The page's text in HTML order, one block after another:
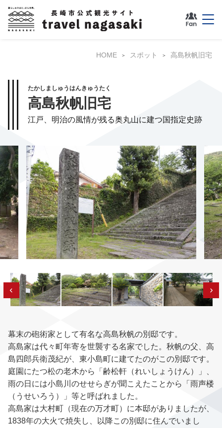
HOME スポット 高島秋帆旧宅
たかしましゅうはんきゅうたく
高島秋帆旧宅
江戸、明治の風情が残る奥丸山に建つ国指定史跡
幕末の砲術家として有名な高島秋帆の別邸です。
高島家は代々町年寄を世襲する名家でした。秋帆の父、高
島四郎兵衛茂紀が、東小島町に建てたのがこの別邸です。
庭園にたつ松の老木から「齢松軒（れいしょうけん）」、
雨の日には小島川のせせらぎが聞こえたことから「雨声楼
（うせいろう）」等と呼ばれました。
高島家は大村町（現在の万才町）に本邸がありましたが、
1838年の大火で焼失し、以降この別邸に住んでいまし